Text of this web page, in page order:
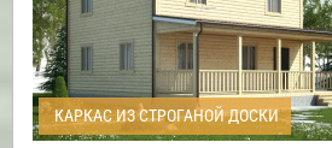
КАРКАС ИЗ СТРОГАНОЙ ДОСКИ